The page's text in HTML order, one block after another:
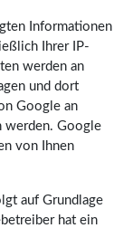
Informationen
Ihrer IP-
werden an
und dort
Google an
werden. Google
von Ihnen
auf Grundlage
hat ein